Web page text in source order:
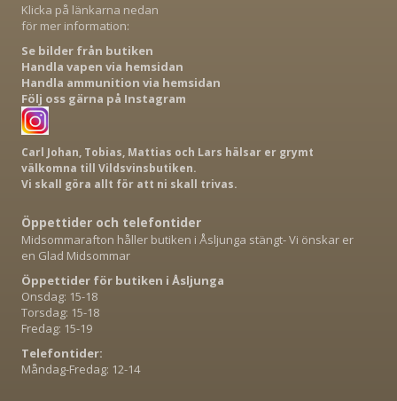
Klicka på länkarna nedan
för mer information:
Se bilder från butiken
Handla vapen via hemsidan
Handla ammunition via hemsidan
Följ oss gärna på Instagram
Carl Johan, Tobias, Mattias och Lars hälsar er grymt
välkomna till Vildsvinsbutiken.
Vi skall göra allt för att ni skall trivas.
Öppettider och telefontider
Midsommarafton håller butiken i Åsljunga stängt- Vi önskar er
en Glad Midsommar
Öppettider för butiken i Åsljunga
Onsdag: 15-18
Torsdag: 15-18
Fredag: 15-19
Telefontider:
Måndag-Fredag: 12-14